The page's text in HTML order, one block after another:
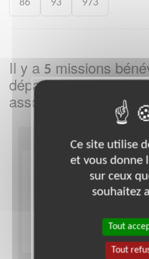
86 93 973
Il y a 5 missions
département
association
Ce site utilise
et vous donne
sur ceux
souhaitez
Tout
Tout